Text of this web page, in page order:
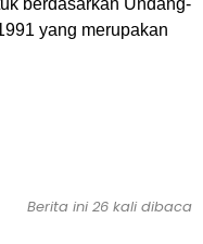
berdasarkan Undang-
yang merupakan
Berita ini 26 kali dibaca